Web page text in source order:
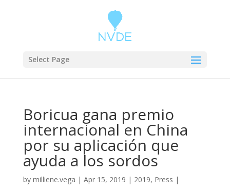
Select Page
Boricua gana premio
internacional en China
por su aplicación que
ayuda a los sordos
by milliene.vega | Apr 15, 2019 | 2019, Press |